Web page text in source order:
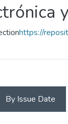
https://
By Issue Date